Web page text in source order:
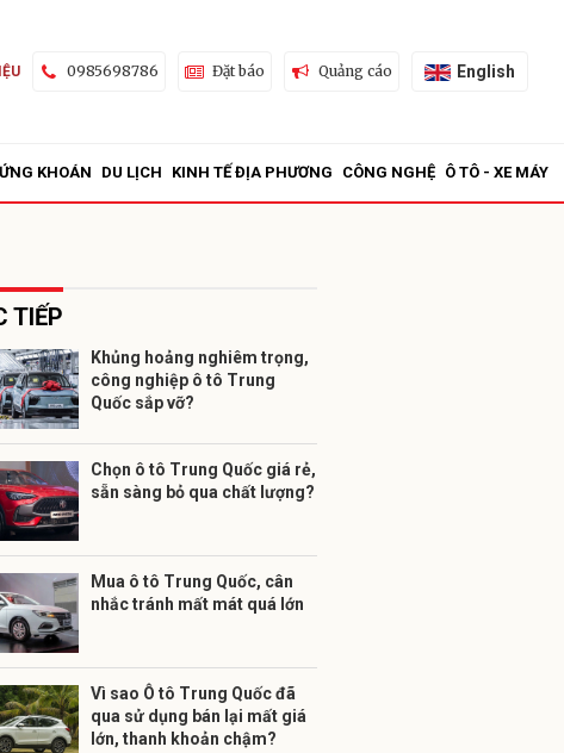
0985698786 Đặt báo Quảng cáo English
KHOÁN DU LỊCH KINH TẾ ĐỊA PHƯƠNG CÔNG NGHỆ Ô TÔ - XE MÁY
TIẾP
Khủng hoảng nghiêm trọng,
công nghiệp ô tô Trung
Quốc sắp vỡ?
Chọn ô tô Trung Quốc giá rẻ,
sẵn sàng bỏ qua chất lượng?
Mua ô tô Trung Quốc, cân
nhắc tránh mất mát quá lớn
Vì sao Ô tô Trung Quốc đã
qua sử dụng bán lại mất giá
lớn, thanh khoản chậm?
Gửi